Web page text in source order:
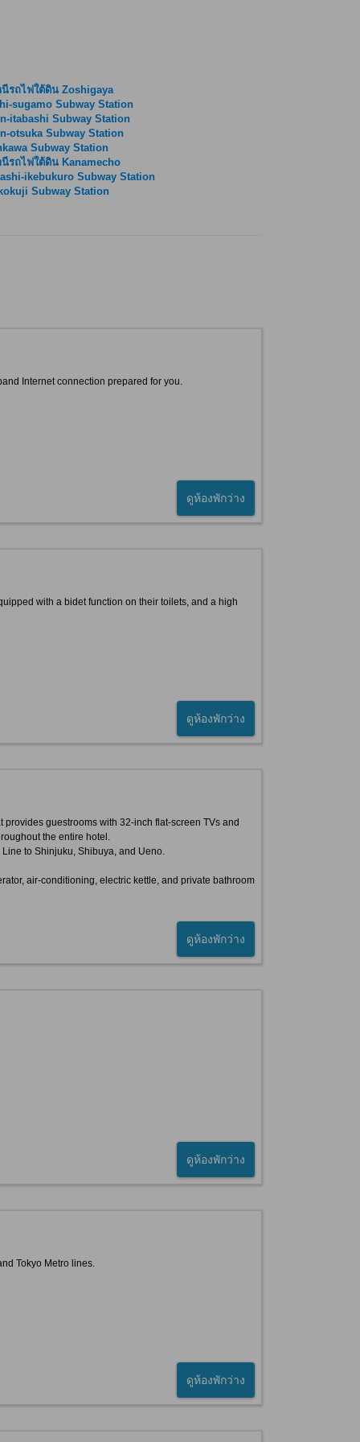
นีรถไฟใต้ดิน Zoshigaya
sugamo Subway Station
itabashi Subway Station
otsuka Subway Station
Subway Station
รถไฟใต้ดิน Kanamecho
ikebukuro Subway Station
Subway Station
Internet connection prepared for you.
ดูห้องพักว่าง
with a bidet function on their toilets, and a high
ดูห้องพักว่าง
guestrooms with 32-inch flat-screen TVs and
the entire hotel.
to Shinjuku, Shibuya, and Ueno.
air-conditioning, electric kettle, and private bathroom
ดูห้องพักว่าง
ดูห้องพักว่าง
Tokyo Metro lines.
ดูห้องพักว่าง